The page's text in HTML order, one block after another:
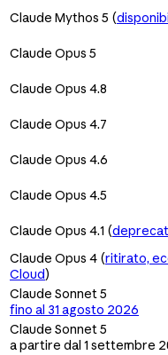
Claude Mythos 5 (
Claude Opus 5
Claude Opus 4.8
Claude Opus 4.7
Claude Opus 4.6
Claude Opus 4.5
Claude Opus 4.1 (
Claude Opus 4 (ritirato,
Cloud)
Claude Sonnet 5
fino al 31 agosto 2026
Claude Sonnet 5
a partire dal 1 settembre